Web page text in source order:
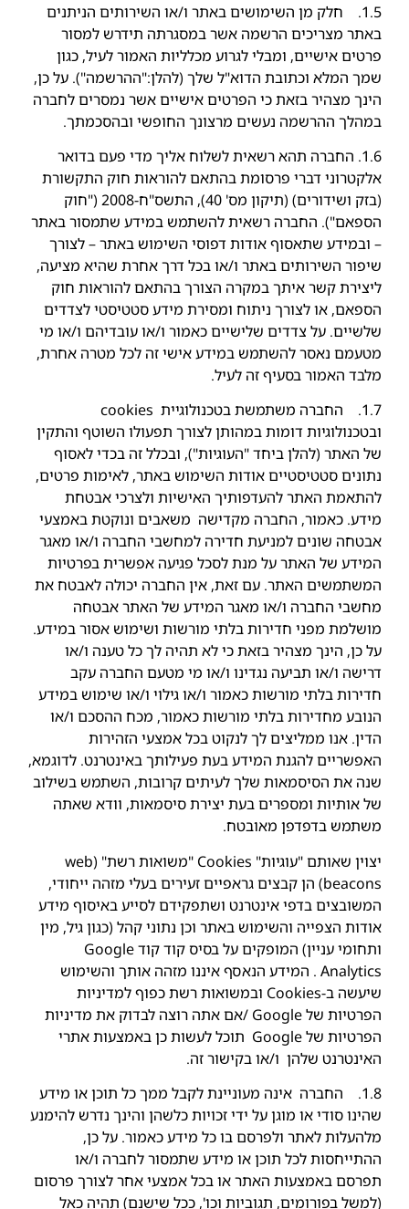
1.5. חלק מן השימושים באתר ו/או השירותים הניתנים
באתר מצריכים הרשמה אשר במסגרתה תידרש למסור
פרטים אישיים, ומבלי לגרוע מכלליות האמור לעיל, כגון
שמך המלא וכתובת הדוא"ל שלך (להלן:"ההרשמה"). על כן,
הינך מצהיר בזאת כי הפרטים אישיים אשר נמסרים לחברה
במהלך ההרשמה נעשים מרצונך החופשי ובהסכמתך.
1.6. החברה תהא רשאית לשלוח אליך מדי פעם בדואר
אלקטרוני דברי פרסומת בהתאם להוראות חוק התקשורת
(בזק ושידורים) (תיקון מס' 40), התשס"ח-2008 ("חוק
הספאם"). החברה רשאית להשתמש במידע שתמסור באתר
– ובמידע שתאסוף אודות דפוסי השימוש באתר – לצורך
שיפור השירותים באתר ו/או בכל דרך אחרת שהיא מציעה,
ליצירת קשר איתך במקרה הצורך בהתאם להוראות חוק
הספאם, או לצורך ניתוח ומסירת מידע סטטיסטי לצדדים
שלשיים. על צדדים שלישיים כאמור ו/או עובדיהם ו/או מי
מטעמם נאסר להשתמש במידע אישי זה לכל מטרה אחרת,
מלבד האמור בסעיף זה לעיל.
1.7. החברה משתמשת בטכנולוגיית cookies
ובטכנולוגיות דומות במהותן לצורך תפעולו השוטף והתקין
של האתר (להלן ביחד "העוגיות"), ובכלל זה בכדי לאסוף
נתונים סטטיסטיים אודות השימוש באתר, לאימות פרטים,
להתאמת האתר להעדפותיך האישיות ולצרכי אבטחת
מידע. כאמור, החברה מקדישה משאבים ונוקטת באמצעי
אבטחה שונים למניעת חדירה למחשבי החברה ו/או מאגר
המידע של האתר על מנת לסכל פגיעה אפשרית בפרטיות
המשתמשים האתר. עם זאת, אין החברה יכולה לאבטח את
מחשבי החברה ו/או מאגר המידע של האתר אבטחה
מושלמת מפני חדירות בלתי מורשות ושימוש אסור במידע.
על כן, הינך מצהיר בזאת כי לא תהיה לך כל טענה ו/או
דרישה ו/או תביעה נגדינו ו/או מי מטעם החברה עקב
חדירות בלתי מורשות כאמור ו/או גילוי ו/או שימוש במידע
הנובע מחדירות בלתי מורשות כאמור, מכח ההסכם ו/או
הדין. אנו ממליצים לך לנקוט בכל אמצעי הזהירות
האפשריים להגנת המידע בעת פעילותך באינטרנט. לדוגמא,
שנה את הסיסמאות שלך לעיתים קרובות, השתמש בשילוב
של אותיות ומספרים בעת יצירת סיסמאות, וודא שאתה
משתמש בדפדפן מאובטח.
יצוין שאותם "עוגיות" Cookies "משואות רשת" (web
beacons) הן קבצים גראפיים זעירים בעלי מזהה ייחודי,
המשובצים בדפי אינטרנט ושתפקידם לסייע באיסוף מידע
אודות הצפייה והשימוש באתר וכן נתוני קהל (כגון גיל, מין
ותחומי עניין) המופקים על בסיס קוד קוד Google
Analytics . המידע הנאסף איננו מזהה אותך והשימוש
שיעשה ב-Cookies ובמשואות רשת כפוף למדיניות
הפרטיות של Google /אם אתה רוצה לבדוק את מדיניות
הפרטיות של Google תוכל לעשות כן באמצעות אתרי
האינטרנט שלהן ו/או בקישור זה.
1.8. החברה אינה מעוניינת לקבל ממך כל תוכן או מידע
שהינו סודי או מוגן על ידי זכויות כלשהן והינך נדרש להימנע
מלהעלות לאתר ולפרסם בו כל מידע כאמור. על כן,
ההתייחסות לכל תוכן או מידע שתמסור לחברה ו/או
תפרסם באמצעות האתר או בכל אמצעי אחר לצורך פרסום
(למשל בפורומים, תגוביות וכו', ככל שישנם) תהיה כאל